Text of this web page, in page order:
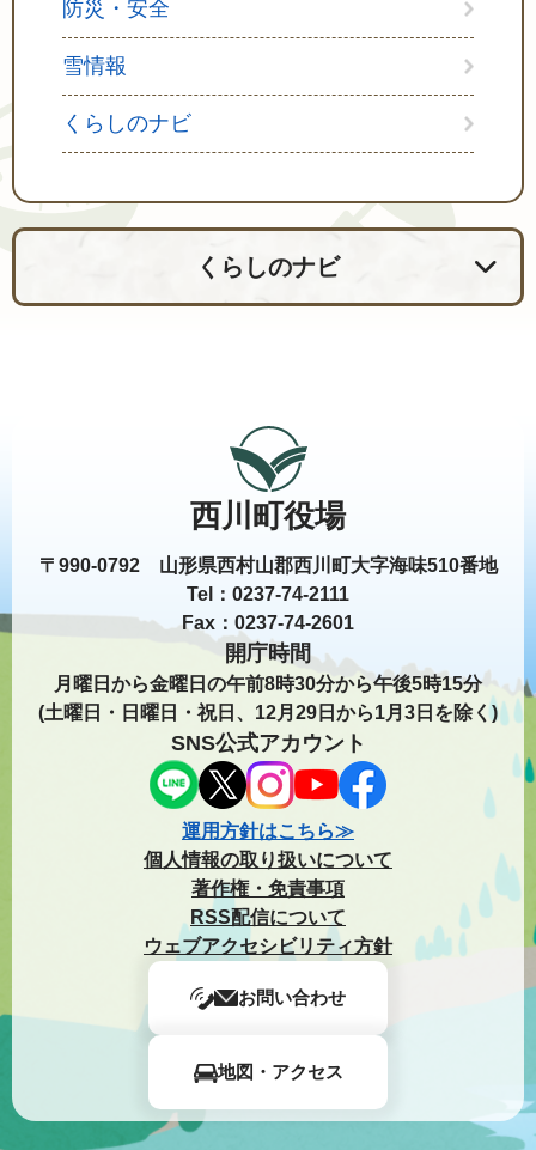
防災・安全
雪情報
くらしのナビ
くらしのナビ
西川町役場
〒990-0792 山形県西村山郡西川町大字海味510番地
Tel：0237-74-2111
Fax：0237-74-2601
開庁時間
月曜日から金曜日の午前8時30分から午後5時15分
(土曜日・日曜日・祝日、12月29日から1月3日を除く)
SNS公式アカウント
運用方針はこちら≫
個人情報の取り扱いについて
著作権・免責事項
RSS配信について
ウェブアクセシビリティ方針
お問い合わせ
地図・アクセス